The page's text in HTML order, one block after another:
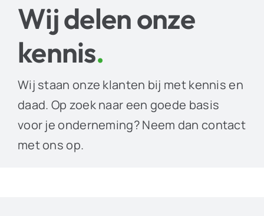
Wij delen onze
kennis.
Wij staan onze klanten bij met kennis en
daad. Op zoek naar een goede basis
voor je onderneming? Neem dan contact
met ons op.